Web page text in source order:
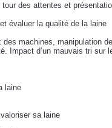
des attentes et
évaluer la qualité de la laine
machines, manipulation
Impact d’un mauvais tri sur
laine
sa laine